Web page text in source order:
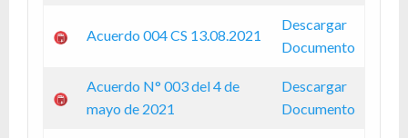
Acuerdo 004 CS 13.08.2021
Descargar
Documento
Acuerdo N° 003 del 4 de
mayo de 2021
Descargar
Documento